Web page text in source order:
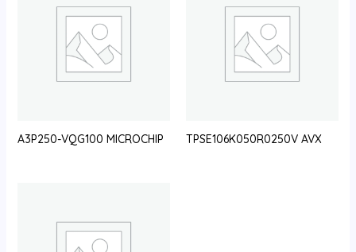
A3P250-VQG100 MICROCHIP TPSE106K050R0250V AVX